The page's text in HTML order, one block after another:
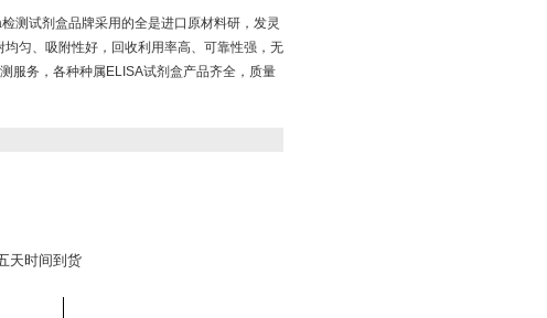
测试剂盒品牌采用的全是进口原材料研，发灵
匀、吸附性好，回收利用率高、可靠性强，无
服务，各种种属ELISA试剂盒产品齐全，质量
天时间到货